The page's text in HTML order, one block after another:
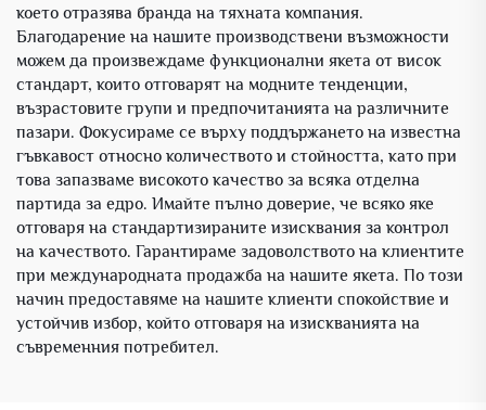
което отразява бранда на тяхната компания.
Благодарение на нашите производствени възможности
можем да произвеждаме функционални якета от висок
стандарт, които отговарят на модните тенденции,
възрастовите групи и предпочитанията на различните
пазари. Фокусираме се върху поддържането на известна
гъвкавост относно количеството и стойността, като при
това запазваме високото качество за всяка отделна
партида за едро. Имайте пълно доверие, че всяко яке
отговаря на стандартизираните изисквания за контрол
на качеството. Гарантираме задоволството на клиентите
при международната продажба на нашите якета. По този
начин предоставяме на нашите клиенти спокойствие и
устойчив избор, който отговаря на изискванията на
съвременния потребител.